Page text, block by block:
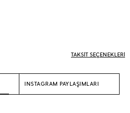
TAKSİT SEÇENEKLERİ
INSTAGRAM PAYLAŞIMLARI